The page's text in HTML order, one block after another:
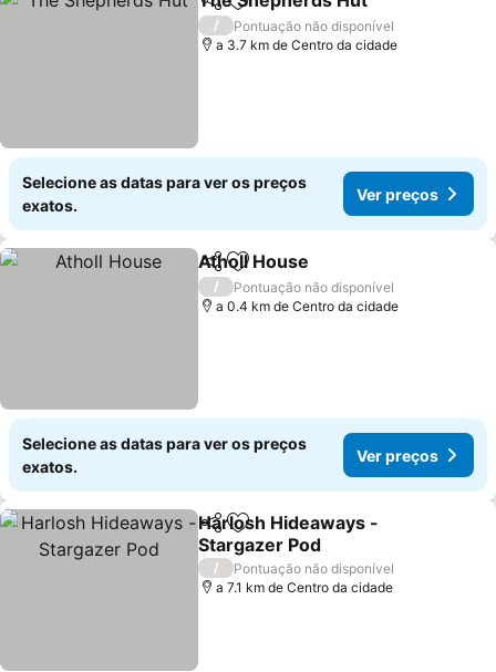
PartilharAdicionar aos favoritos
/
Pontuação não disponível
a 3.7 km de Centro da cidade
Selecione as datas para ver os preços
exatos.
Ver preços
PartilharAdicionar aos favoritos
Atholl House
/
Pontuação não disponível
a 0.4 km de Centro da cidade
Selecione as datas para ver os preços
exatos.
Ver preços
PartilharAdicionar aos favoritos
Harlosh Hideaways -
Stargazer Pod
/
Pontuação não disponível
a 7.1 km de Centro da cidade